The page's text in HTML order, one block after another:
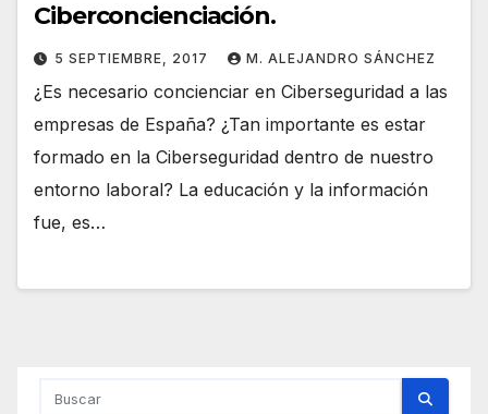
Ciberconcienciación.
5 SEPTIEMBRE, 2017 M. ALEJANDRO SÁNCHEZ
¿Es necesario concienciar en Ciberseguridad a las
empresas de España? ¿Tan importante es estar
formado en la Ciberseguridad dentro de nuestro
entorno laboral? La educación y la información
fue, es…